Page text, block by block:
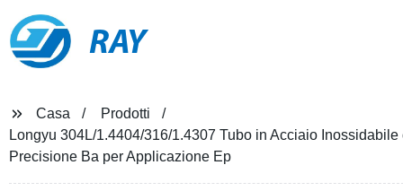
RAY
Casa
Prodotti
Longyu 304L/1.4404/316/1.4307 Tubo in Acciaio
Precisione Ba per Applicazione Ep